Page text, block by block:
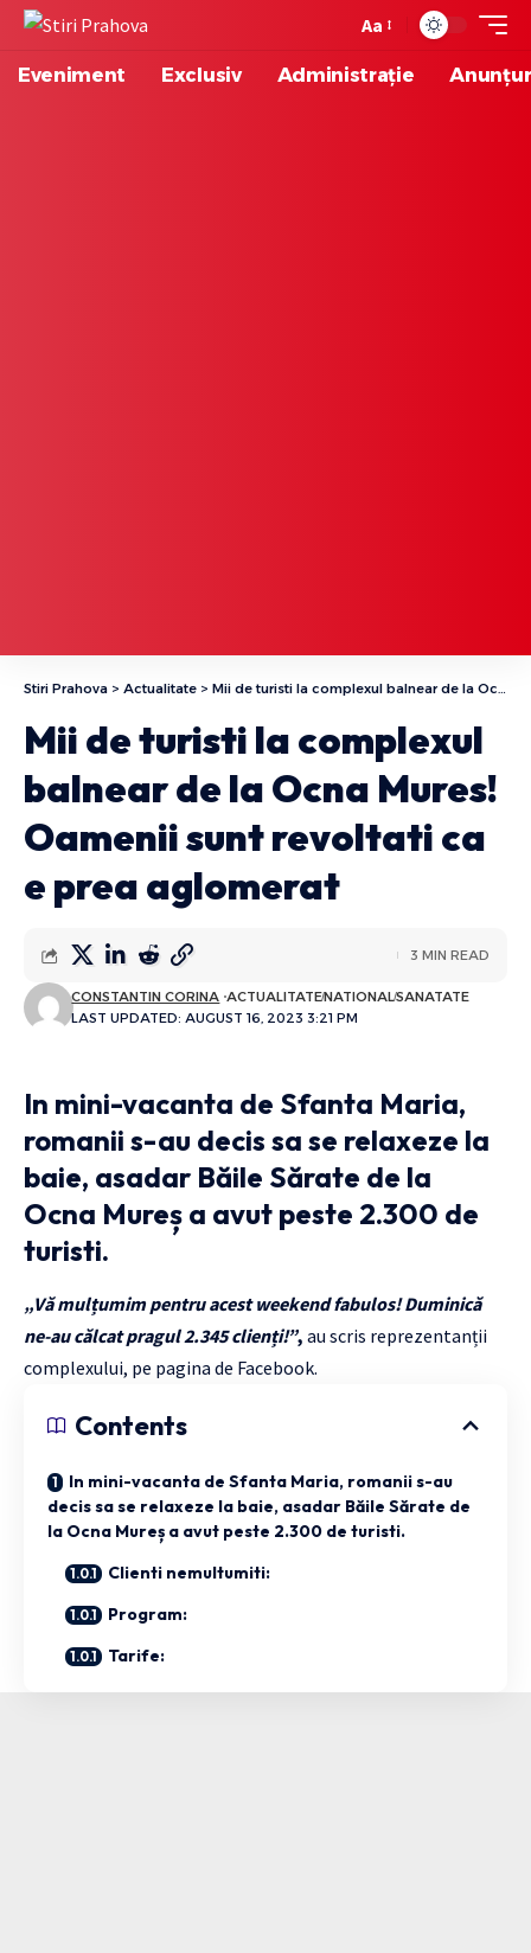
Aa
Eveniment Exclusiv Administrație
Stiri Prahova > Actualitate > Mii de turisti la complexul balnear de la Ocna Mures! Oamenii sunt revoltati ca e prea aglomerat
Mii de turisti la complexul
balnear de la Ocna Mures!
Oamenii sunt revoltati ca
e prea aglomerat
LAST UPDATED: AUGUST 16, 2023 3:21 PM
CONSTANTIN CORINA ACTUALITATENATIONALSANATATE
3 MIN READ
In mini-vacanta de Sfanta Maria,
romanii s-au decis sa se relaxeze la
baie, asadar Băile Sărate de la
Ocna Mureș a avut peste 2.300 de
turisti.
„Vă mulțumim pentru acest weekend fabulos! Duminică
ne-au călcat pragul 2.345 clienți!”, au scris reprezentanții
complexului, pe pagina de Facebook.
Contents
In mini-vacanta de Sfanta Maria, romanii s-au
decis sa se relaxeze la baie, asadar Băile Sărate de
la Ocna Mureș a avut peste 2.300 de turisti.
Clienti nemultumiti:
Program:
Tarife: